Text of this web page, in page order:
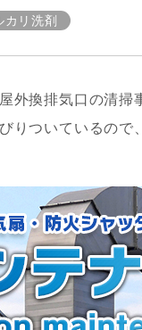
カリ洗剤
外換排気口の清掃
りついているので